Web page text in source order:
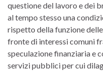
questione del lavoro e dei
al tempo stesso una
rispetto della funzione
fronte di interessi comuni
speculazione finanziaria e
servizi pubblici per cui